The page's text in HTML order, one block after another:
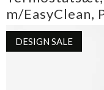
m/EasyClean,
DESIGN SALE